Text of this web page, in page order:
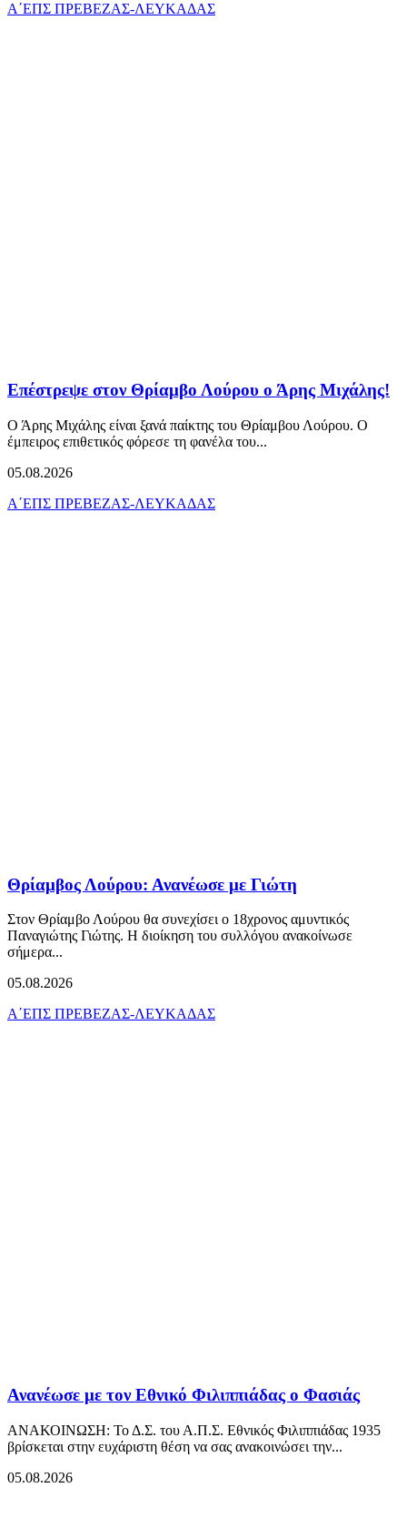
Α΄ΕΠΣ ΠΡΕΒΕΖΑΣ-ΛΕΥΚΑΔΑΣ
Επέστρεψε στον Θρίαμβο Λούρου ο Άρης Μιχάλης!
Ο Άρης Μιχάλης είναι ξανά παίκτης του Θρίαμβου Λούρου. Ο
έμπειρος επιθετικός φόρεσε τη φανέλα του...
05.08.2026
Α΄ΕΠΣ ΠΡΕΒΕΖΑΣ-ΛΕΥΚΑΔΑΣ
Θρίαμβος Λούρου: Ανανέωσε με Γιώτη
Στον Θρίαμβο Λούρου θα συνεχίσει ο 18χρονος αμυντικός
Παναγιώτης Γιώτης. Η διοίκηση του συλλόγου ανακοίνωσε
σήμερα...
05.08.2026
Α΄ΕΠΣ ΠΡΕΒΕΖΑΣ-ΛΕΥΚΑΔΑΣ
Ανανέωσε με τον Εθνικό Φιλιππιάδας ο Φασιάς
ΑΝΑΚΟΙΝΩΣΗ: Το Δ.Σ. του Α.Π.Σ. Εθνικός Φιλιππιάδας 1935
βρίσκεται στην ευχάριστη θέση να σας ανακοινώσει την...
05.08.2026